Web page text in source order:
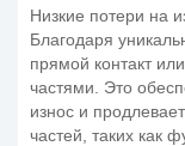
Низкие потери на
Благодаря
прямой контакт
частями. Это
износ и
частей, таких как